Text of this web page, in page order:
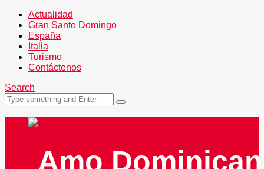
Actualidad
Gran Santo Domingo
España
Italia
Turismo
Contáctenos
Search